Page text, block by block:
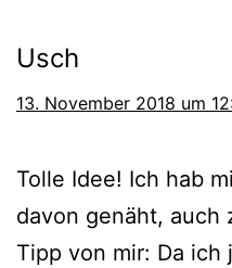
Usch
13. November 2018 um
Tolle Idee! Ich hab
davon genäht, auch
Tipp von mir: Da